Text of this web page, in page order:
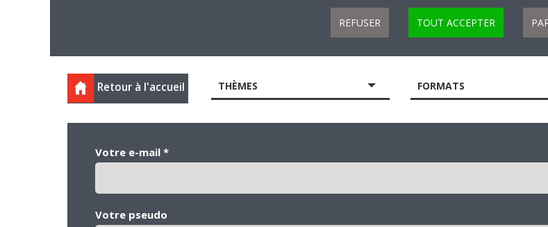
REFUSER TOUT ACCEPTER
Retour à l'accueil THÈMES FORMATS
Votre e-mail *
Votre pseudo